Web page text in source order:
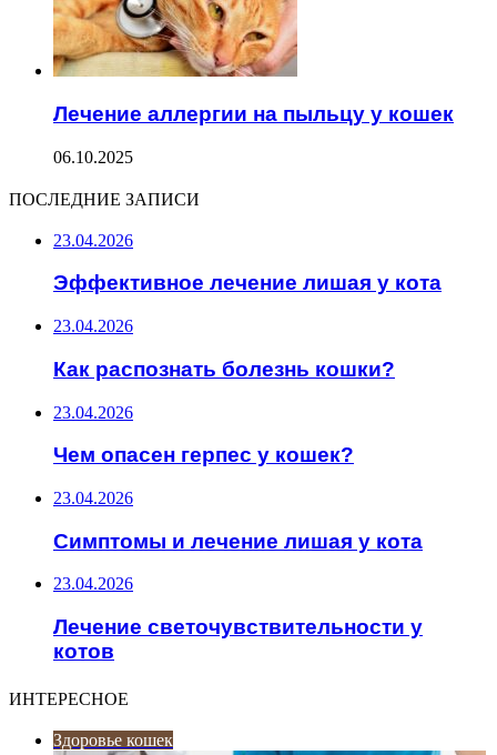
Лечение аллергии на пыльцу у кошек
06.10.2025
ПОСЛЕДНИЕ ЗАПИСИ
23.04.2026
Эффективное лечение лишая у кота
23.04.2026
Как распознать болезнь кошки?
23.04.2026
Чем опасен герпес у кошек?
23.04.2026
Симптомы и лечение лишая у кота
23.04.2026
Лечение светочувствительности у
котов
ИНТЕРЕСНОЕ
Здоровье кошек